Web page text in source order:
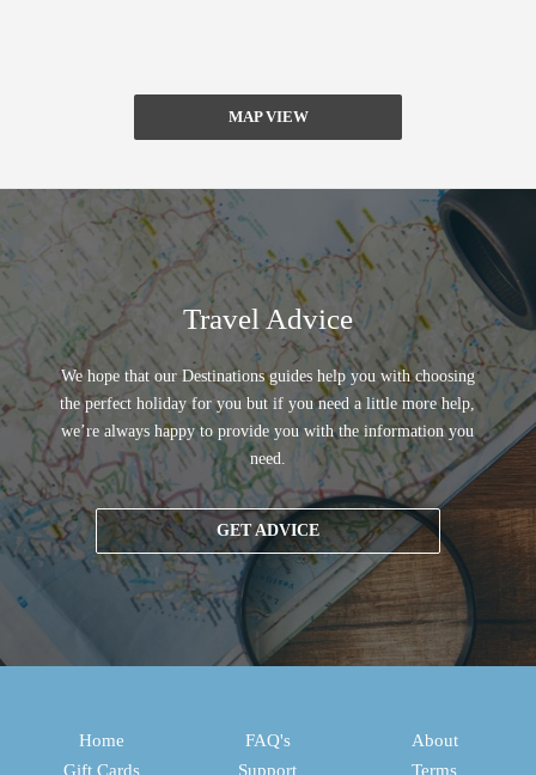
MAP VIEW
Travel Advice
We hope that our Destinations guides help you with choosing
the perfect holiday for you but if you need a little more help,
we’re always happy to provide you with the information you
need.
GET ADVICE
Home
Gift Cards
FAQ's
Support
About
Terms